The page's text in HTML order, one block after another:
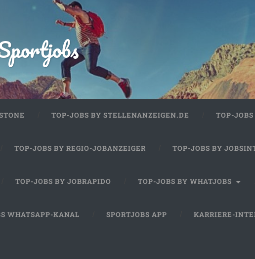
TOP-JOBS BY STELLENANZEIGEN.DE TOP-
TOP-JOBS BY REGIO-JOBANZEIGER TOP-JOBS BY
TOP-JOBS BY JOBRAPIDO TOP-JOBS BY WHATJOBS
WHATSAPP-KANAL SPORTJOBS APP KARRIERE-